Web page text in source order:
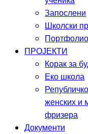
Запослени
Школски
ПРОЈЕКТИ
Корак за
Еко школа
женских и
фризера
Документи